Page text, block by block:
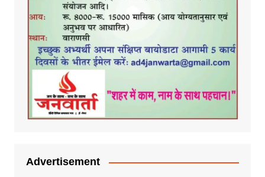
Advertisement